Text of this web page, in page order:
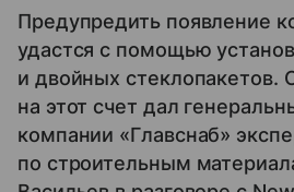
Предупредить появление
удастся с помощью
и двойных стеклопакетов.
на этот счет дал
компании «Главснаб»
по строительным